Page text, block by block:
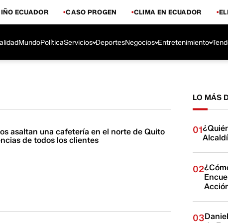
ECUADOR CASO PROGEN CLIMA EN ECUADOR
MundoPolíticaServicios DeportesNegocios Entretenimiento
asaltan una cafetería en el norte de Quito
de todos los clientes
LO MÁS
01
02
03